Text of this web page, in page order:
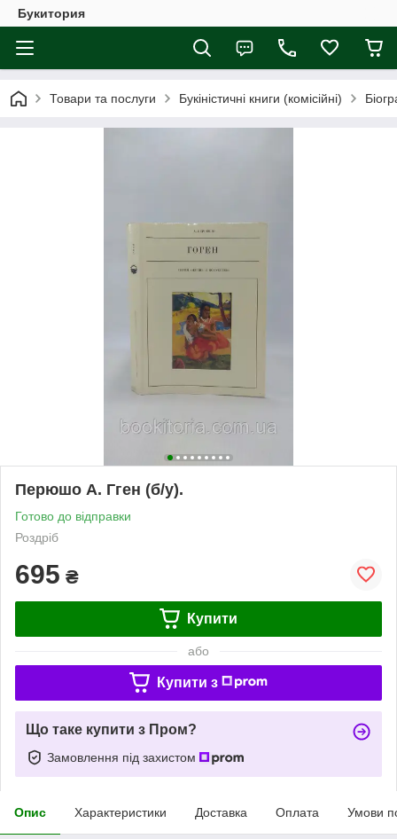
Букитория
Товари та послуги Букіністичні книги (комісійні)
Перюшо А. Гген (б/у).
Готово до відправки
Роздріб
695 ₴
Купити
або
Купити з
Що таке купити з Пром?
Замовлення під захистом
Опис Характеристики Доставка Оплата Умови